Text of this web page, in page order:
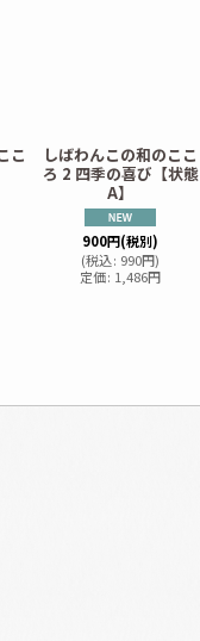
こ
しばわんこの和のここ
ろ 2 四季の喜び【状態
A】
900円(税別)
(税込: 990円)
定価: 1,486円